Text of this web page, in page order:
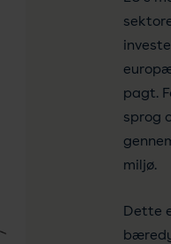
pagt.
sprog
miljø.
Dette